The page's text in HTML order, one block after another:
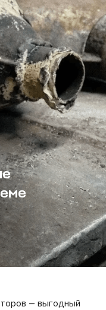
– выгодный